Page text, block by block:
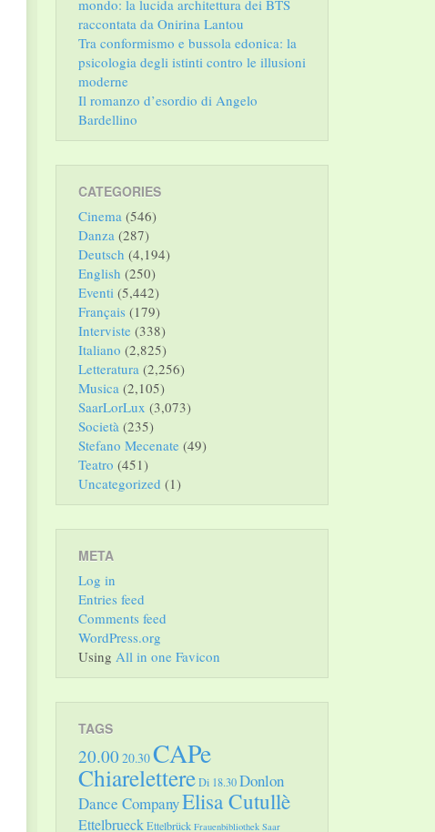
mondo: la lucida architettura dei BTS
raccontata da Onirina Lantou
Tra conformismo e bussola edonica: la
psicologia degli istinti contro le illusioni
moderne
Il romanzo d’esordio di Angelo
Bardellino
CATEGORIES
Cinema (546)
Danza (287)
Deutsch (4,194)
English (250)
Eventi (5,442)
Français (179)
Interviste (338)
Italiano (2,825)
Letteratura (2,256)
Musica (2,105)
SaarLorLux (3,073)
Società (235)
Stefano Mecenate (49)
Teatro (451)
Uncategorized (1)
META
Log in
Entries feed
Comments feed
WordPress.org
Using All in one Favicon
TAGS
20.00 20.30CAPe
ChiarelettereDi 18.30Donlon
Dance CompanyElisa Cutullè
EttelbrueckEttelbrück Frauenbibliothek Saar